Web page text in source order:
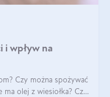
i wpływ na
Czy można spożywać
ma olej z wiesiołka? Czy